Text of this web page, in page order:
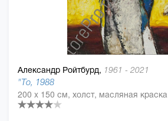
Александр Ройтбурд, 1961 - 2021
"То, 1988
200 x 150 см, холст, масляная краска